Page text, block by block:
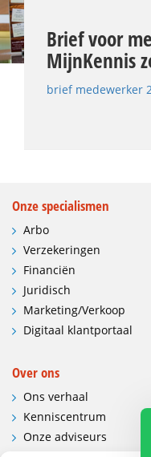
Brief voor
MijnKennis
brief medewerker
Onze specialismen
Arbo
Verzekeringen
Financiën
Juridisch
Marketing/Verkoop
Digitaal klantportaal
Over ons
Ons verhaal
Kenniscentrum
Onze adviseurs